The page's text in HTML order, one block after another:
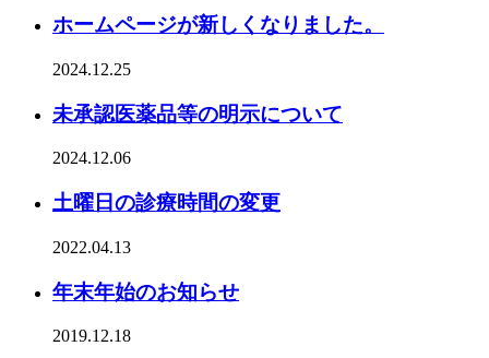
ホームページが新しくなりました。
2024.12.25
未承認医薬品等の明示について
2024.12.06
土曜日の診療時間の変更
2022.04.13
年末年始のお知らせ
2019.12.18